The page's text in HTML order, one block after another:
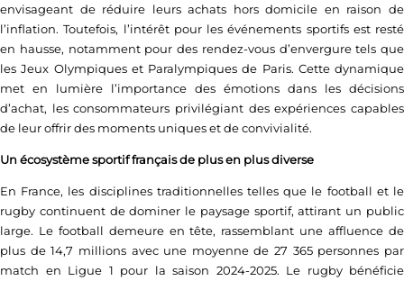
envisageant de réduire leurs achats hors domicile en raison de
l’inflation. Toutefois, l’intérêt pour les événements sportifs est resté
en hausse, notamment pour des rendez-vous d’envergure tels que
les Jeux Olympiques et Paralympiques de Paris. Cette dynamique
met en lumière l’importance des émotions dans les décisions
d’achat, les consommateurs privilégiant des expériences capables
de leur offrir des moments uniques et de convivialité.
Un écosystème sportif français de plus en plus diverse
En France, les disciplines traditionnelles telles que le football et le
rugby continuent de dominer le paysage sportif, attirant un public
large. Le football demeure en tête, rassemblant une affluence de
plus de 14,7 millions avec une moyenne de 27 365 personnes par
match en Ligue 1 pour la saison 2024-2025. Le rugby bénéficie